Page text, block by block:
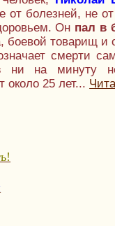
от болезней, не
Он пал в
боевой товарищ и
смерти
ни на минуту
около 25 лет...